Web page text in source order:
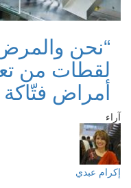
“نحن
لقطات من
أمراض فتّاكة
آراء
إكرام عبدي